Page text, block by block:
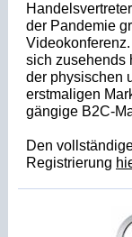
der Pandemie
sich zusehends
der physischen
erstmaligen
gängige B2C-
Den
Registrierung